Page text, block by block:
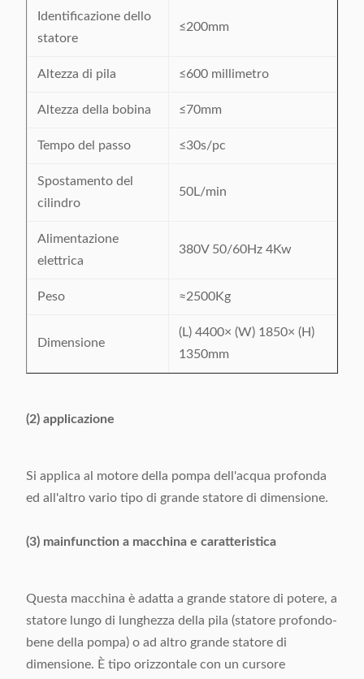
Identificazione dello
statore
≤200mm
Altezza di pila ≤600 millimetro
Altezza della bobina ≤70mm
Tempo del passo ≤30s/pc
Spostamento del
cilindro
50L/min
Alimentazione
elettrica
380V 50/60Hz 4Kw
Peso ≈2500Kg
Dimensione
(L) 4400× (W) 1850× (H)
1350mm
(2) applicazione
Si applica al motore della pompa dell'acqua profonda
ed all'altro vario tipo di grande statore di dimensione.
(3) mainfunction a macchina e caratteristica
Questa macchina è adatta a grande statore di potere, a
statore lungo di lunghezza della pila (statore profondo-
bene della pompa) o ad altro grande statore di
dimensione. È tipo orizzontale con un cursore